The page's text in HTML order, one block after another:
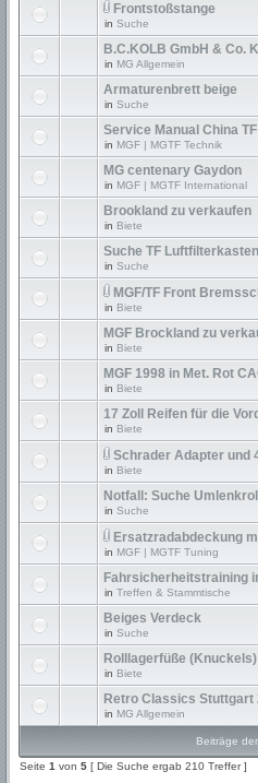
Frontstoßstange
in Suche
B.C.KOLB GmbH & Co.
in MG Allgemein
Armaturenbrett beige
in Suche
Service Manual China
in MGF | MGTF Technik
MG centenary Gaydon
in MGF | MGTF International
Brookland zu verkaufen
in Biete
Suche TF Luftfilterkasten
in Suche
MGF/TF Front
in Biete
MGF Brockland zu
in Biete
MGF 1998 in Met. Rot
in Biete
17 Zoll Reifen für die
in Biete
Schrader Adapter und
in Biete
Notfall: Suche
in Suche
Ersatzradabdeckung
in MGF | MGTF Tuning
Fahrsicherheitstraining
in Treffen & Stammtische
Beiges Verdeck
in Suche
Rolllagerfüße (Knuckels)
in Biete
Retro Classics Stuttgart
in MG Allgemein
Beiträge
Seite 1 von 5 [ Die Suche ergab 210 Treffer ]